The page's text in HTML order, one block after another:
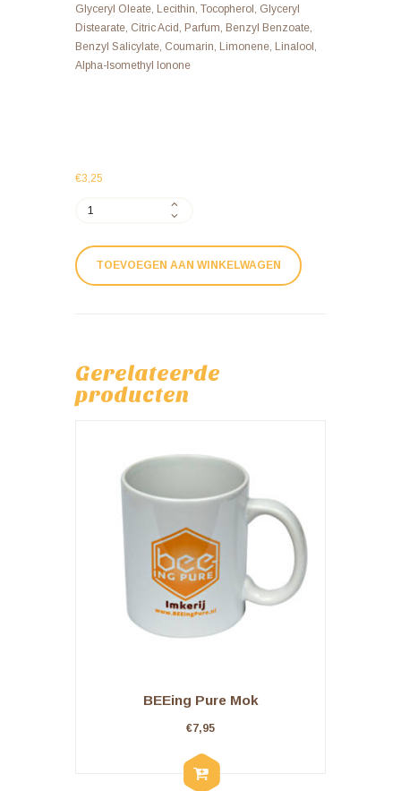
€3,25
Glyceryl Oleate, Lecithin, Tocopherol, Glyceryl
Distearate, Citric Acid, Parfum, Benzyl Benzoate,
Benzyl Salicylate, Coumarin, Limonene, Linalool,
Alpha-Isomethyl Ionone
Verzorgende
aantal
TOEVOEGEN AAN WINKELWAGEN
Gerelateerde
producten
BEEing Pure Mok
€7,95